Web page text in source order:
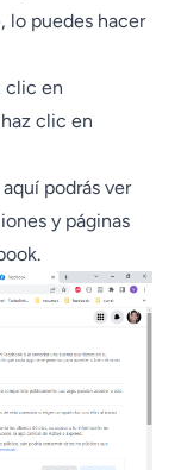
lo puedes hacer
clic en
clic en
podrás ver
y páginas